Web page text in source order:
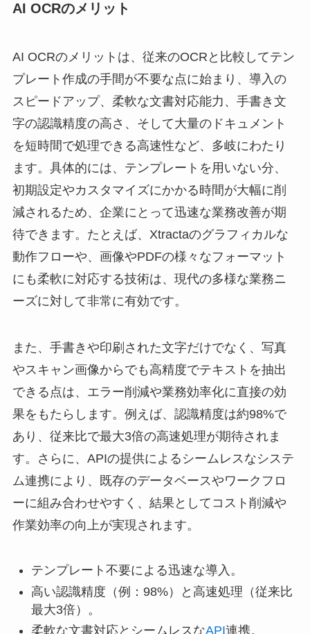
AI OCRのメリット
AI OCRのメリットは、従来のOCRと比較してテン
プレート作成の手間が不要な点に始まり、導入の
スピードアップ、柔軟な文書対応能力、手書き文
字の認識精度の高さ、そして大量のドキュメント
を短時間で処理できる高速性など、多岐にわたり
ます。具体的には、テンプレートを用いない分、
初期設定やカスタマイズにかかる時間が大幅に削
減されるため、企業にとって迅速な業務改善が期
待できます。たとえば、Xtractaのグラフィカルな
動作フローや、画像やPDFの様々なフォーマット
にも柔軟に対応する技術は、現代の多様な業務ニ
ーズに対して非常に有効です。
また、手書きや印刷された文字だけでなく、写真
やスキャン画像からでも高精度でテキストを抽出
できる点は、エラー削減や業務効率化に直接の効
果をもたらします。例えば、認識精度は約98%で
あり、従来比で最大3倍の高速処理が期待されま
す。さらに、APIの提供によるシームレスなシステ
ム連携により、既存のデータベースやワークフロ
ーに組み合わせやすく、結果としてコスト削減や
作業効率の向上が実現されます。
テンプレート不要による迅速な導入。
高い認識精度（例：98%）と高速処理（従来比
最大3倍）。
柔軟な文書対応とシームレスなAPI連携。